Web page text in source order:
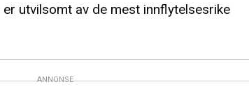
utvilsomt av de mest innflytelsesrike
ANNONSE